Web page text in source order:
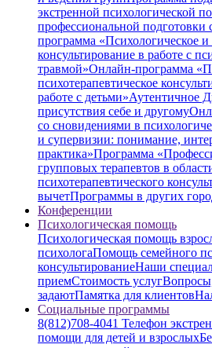
экстренной психологической
профессиональной подготовки
программа «Психологическое и
консультирование в работе с
травмой»Онлайн-программа
психотерапевтическое
работе с детьми»Аутентичное
присутствия себе и другому
со сновидениями в
и супервизии: понимание,
практика»Программа
групповых терапевтов в
психотерапевтического
вычетПрограммы в других
Конференции
Психологическая помощь
Психологическая помощь
психологаПомощь семейного
консультированиеНаши
приемСтоимость услуг
задаютПамятка для клиентов
Социальные программы
8(812)708-4041 Телефон
помощи для детей и взрослых